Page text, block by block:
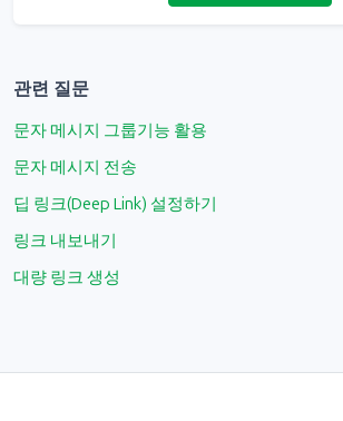
관련 질문
문자 메시지 그룹기능 활용
문자 메시지 전송
딥 링크(Deep Link) 설정하기
링크 내보내기
대량 링크 생성